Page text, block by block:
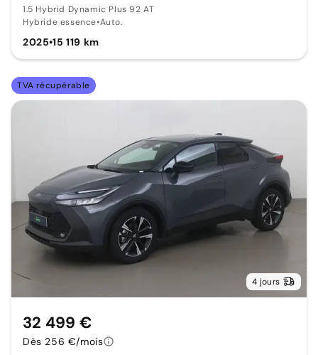
1.5 Hybrid Dynamic Plus 92 AT
Hybride essence•Auto.
2025•15 119 km
TVA récupérable
4 jours
32 499 €
Dès 256 €/mois